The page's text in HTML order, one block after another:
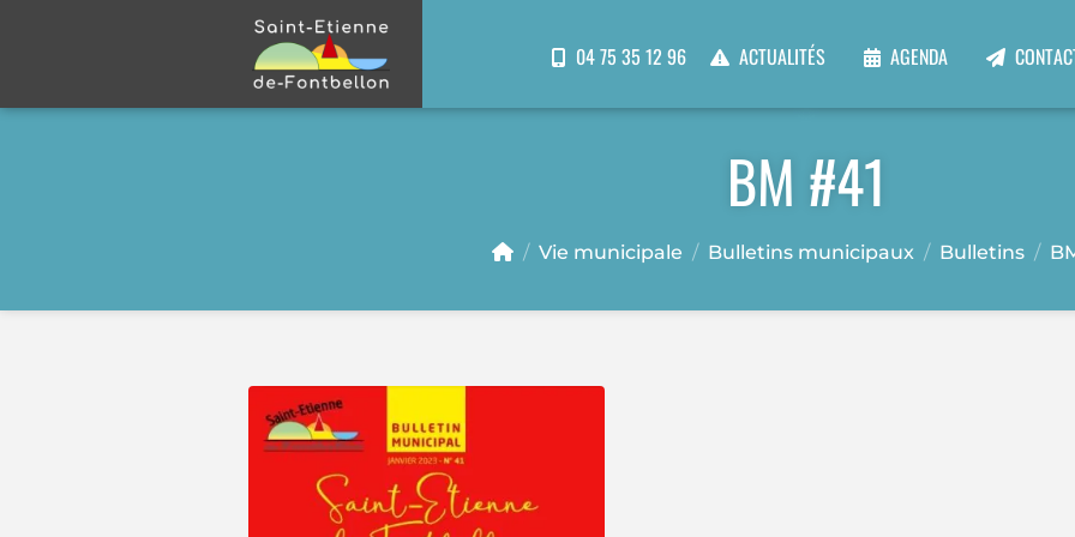
04 75 35 12 96 ACTUALITÉS AGENDA
BM #41
Vie municipale Bulletins municipaux Bulletins
Panneau de gestion des cookies